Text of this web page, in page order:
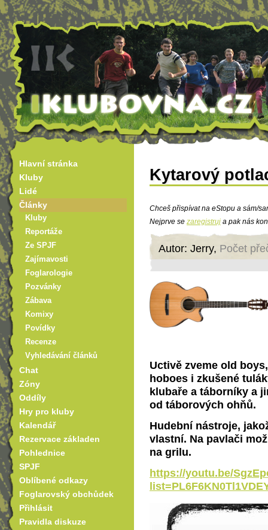
Kytarový
Chceš přispívat na eStopu a sám/
Nejprve se zaregistruj a pak nás
Autor: Jerry, Počet
Uctivě zveme old
hoboes i zkušené
klubaře a táborníky a
od táborových ohňů.
Hudební nástroje,
vlastní. Na pavlači
na grilu.
https://youtu.be/
Hlavní stránka
Kluby
Lidé
Články
Kluby
Reportáže
Ze SPJF
Zajímavosti
Foglarologie
Pozvánky
Zábava
Komixy
Povídky
Recenze
Vyhledávání článků
Chat
Zóny
Oddíly
Hry pro kluby
Kalendář
Rezervace základen
Pohlednice
SPJF
Oblíbené odkazy
Foglarovský obchůdek
Přihlásit
Pravidla diskuze